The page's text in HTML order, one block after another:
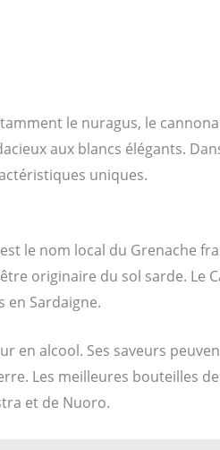
le nuragus, le
aux blancs élégants.
uniques.
le nom local du Grenache
originaire du sol sarde. Le
en Sardaigne.
en alcool. Ses saveurs
Les meilleures bouteilles
et de Nuoro.